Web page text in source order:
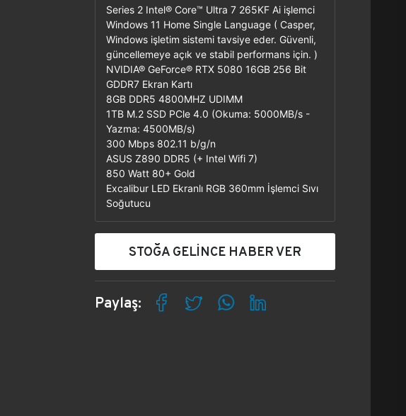
Series 2 Intel® Core™ Ultra 7 265KF Ai işlemci
Windows 11 Home Single Language ( Casper,
Windows işletim sistemi tavsiye eder. Güvenli,
güncellemeye açık ve stabil performans için. )
NVIDIA® GeForce® RTX 5080 16GB 256 Bit
GDDR7 Ekran Kartı
8GB DDR5 4800MHZ UDIMM
1TB M.2 SSD PCle 4.0 (Okuma: 5000MB/s -
Yazma: 4500MB/s)
300 Mbps 802.11 b/g/n
ASUS Z890 DDR5 (+ Intel Wifi 7)
850 Watt 80+ Gold
Excalibur LED Ekranlı RGB 360mm İşlemci Sıvı
Soğutucu
STOĞA GELİNCE HABER VER
Paylaş: